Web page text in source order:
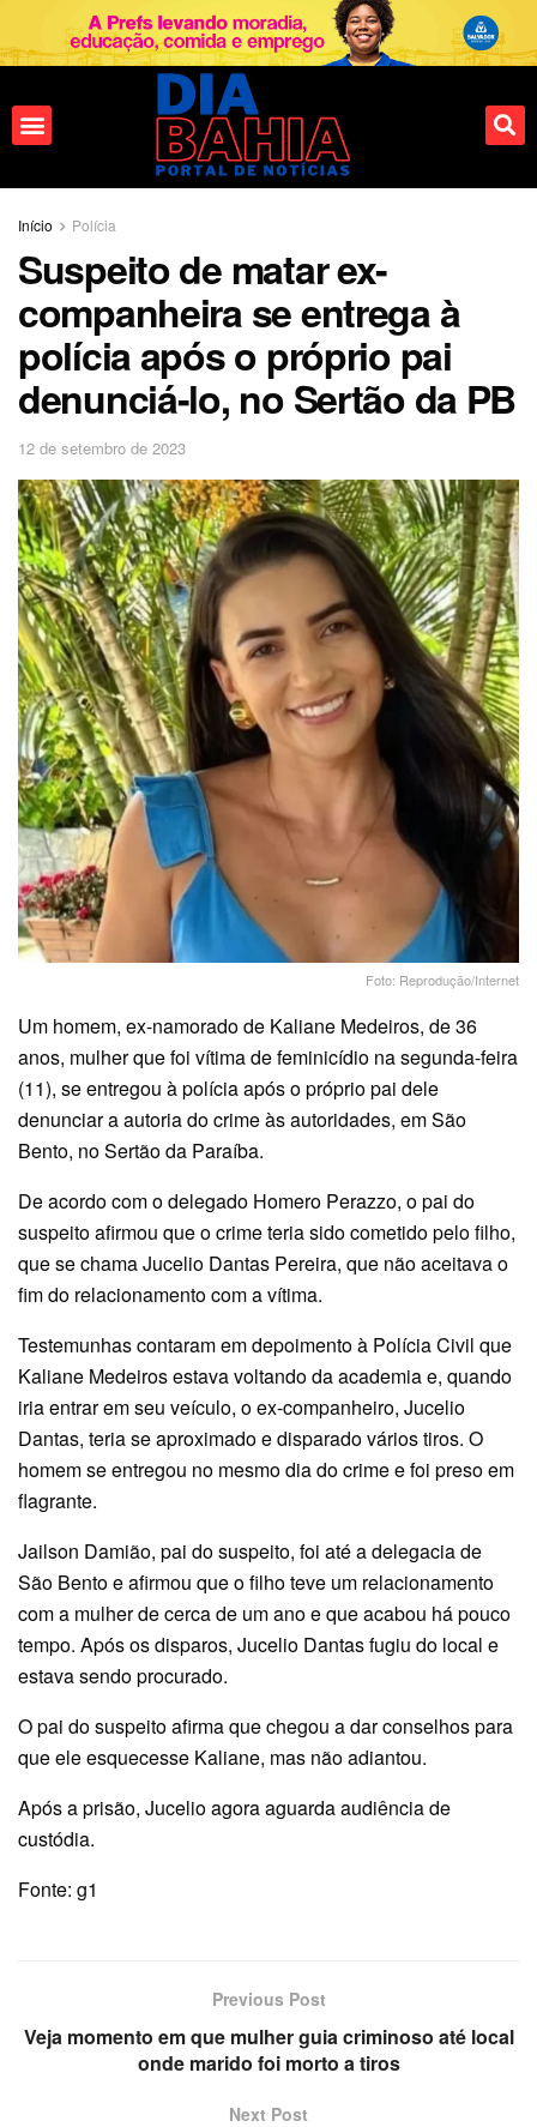
Início Polícia
Suspeito de matar ex-
companheira se entrega à
polícia após o próprio pai
denunciá-lo, no Sertão da PB
12 de setembro de 2023
Foto: Reprodução/Internet
Um homem, ex-namorado de Kaliane Medeiros, de 36
anos, mulher que foi vítima de feminicídio na segunda-feira
(11), se entregou à polícia após o próprio pai dele
denunciar a autoria do crime às autoridades, em São
Bento, no Sertão da Paraíba.
De acordo com o delegado Homero Perazzo, o pai do
suspeito afirmou que o crime teria sido cometido pelo filho,
que se chama Jucelio Dantas Pereira, que não aceitava o
fim do relacionamento com a vítima.
Testemunhas contaram em depoimento à Polícia Civil que
Kaliane Medeiros estava voltando da academia e, quando
iria entrar em seu veículo, o ex-companheiro, Jucelio
Dantas, teria se aproximado e disparado vários tiros. O
homem se entregou no mesmo dia do crime e foi preso em
flagrante.
Jailson Damião, pai do suspeito, foi até a delegacia de
São Bento e afirmou que o filho teve um relacionamento
com a mulher de cerca de um ano e que acabou há pouco
tempo. Após os disparos, Jucelio Dantas fugiu do local e
estava sendo procurado.
O pai do suspeito afirma que chegou a dar conselhos para
que ele esquecesse Kaliane, mas não adiantou.
Após a prisão, Jucelio agora aguarda audiência de
custódia.
Fonte: g1
Previous Post
Veja momento em que mulher guia criminoso até local
onde marido foi morto a tiros
Next Post